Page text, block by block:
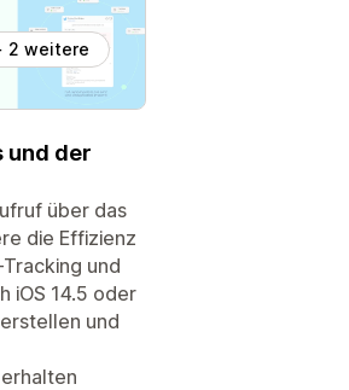
2 weitere
und der
über das
die Effizienz
und
iOS 14.5 oder
und